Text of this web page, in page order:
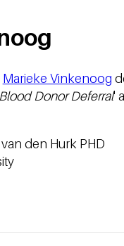
Marieke Vinkenoog
Donor Deferral'
den Hurk PHD